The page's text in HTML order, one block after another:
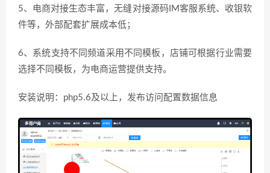
5、电商对接生态丰富，无缝对接源码IM客服系统、收银软
件等，外部配套扩展成本低；
6、系统支持不同频道采用不同模板，店铺可根据行业需要
选择不同模板，为电商运营提供支持。
安装说明：php5.6及以上，发布访问配置数据信息